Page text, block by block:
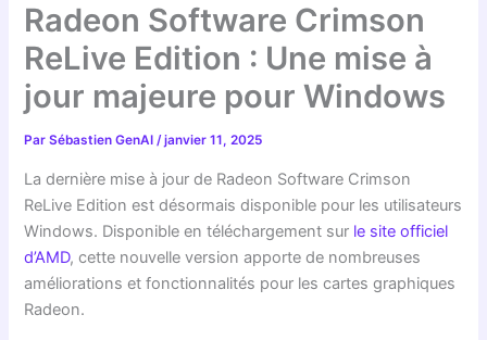
Radeon Software Crimson
ReLive Edition : Une mise à
jour majeure pour Windows
ParSébastien GenAI/janvier 11, 2025
La dernière mise à jour de Radeon Software Crimson
ReLive Edition est désormais disponible pour les utilisateurs
Windows. Disponible en téléchargement sur le site officiel
d’AMD, cette nouvelle version apporte de nombreuses
améliorations et fonctionnalités pour les cartes graphiques
Radeon.